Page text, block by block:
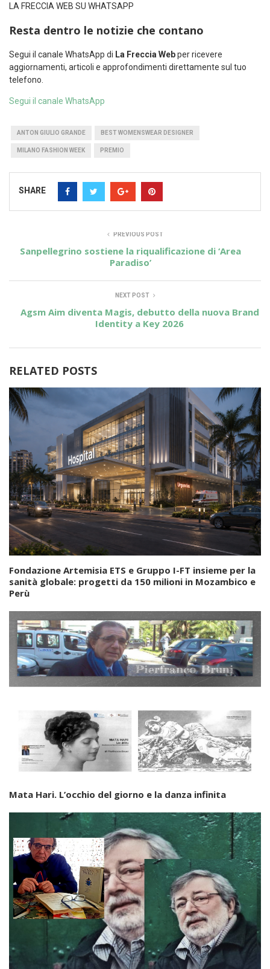
LA FRECCIA WEB SU WHATSAPP
Resta dentro le notizie che contano
Segui il canale WhatsApp di La Freccia Webper ricevere
aggiornamenti, articoli e approfondimenti direttamente sul tuo
telefono.
Segui il canale WhatsApp
ANTON GIULIO GRANDE BEST WOMENSWEAR DESIGNER
MILANO FASHION WEEK PREMIO
SHARE
PREVIOUS POST
Sanpellegrino sostiene la riqualificazione di ‘Area
Paradiso’
NEXT POST
Agsm Aim diventa Magis, debutto della nuova Brand
Identity a Key 2026
RELATED POSTS
Fondazione Artemisia ETS e Gruppo I-FT insieme per la
sanità globale: progetti da 150 milioni in Mozambico e
Perù
Mata Hari. L’occhio del giorno e la danza infinita